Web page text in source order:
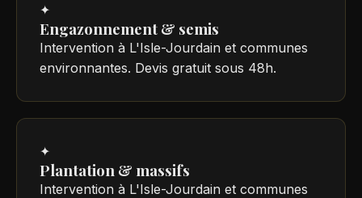
✦
Engazonnement & semis
Intervention à L'Isle-Jourdain et communes
environnantes. Devis gratuit sous 48h.
✦
Plantation & massifs
Intervention à L'Isle-Jourdain et communes